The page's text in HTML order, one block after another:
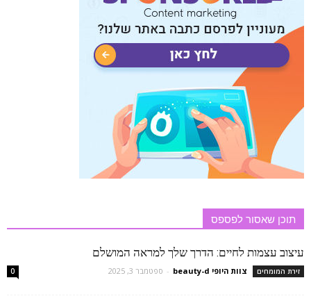
תוכן שאסור לפספס
עיצוב עצמות לחיים: הדרך שלך למראה המושלם
זירת המומחים צוות היופי beauty-d - ספטמבר 3, 2025 0